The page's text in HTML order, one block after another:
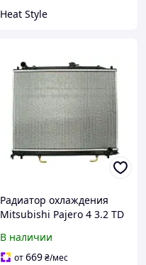
Heat Style
Радиатор охлаждения
Mitsubishi Pajero 4 3.2 TD
Wezel) MR968133
В наличии
от669₴/мес